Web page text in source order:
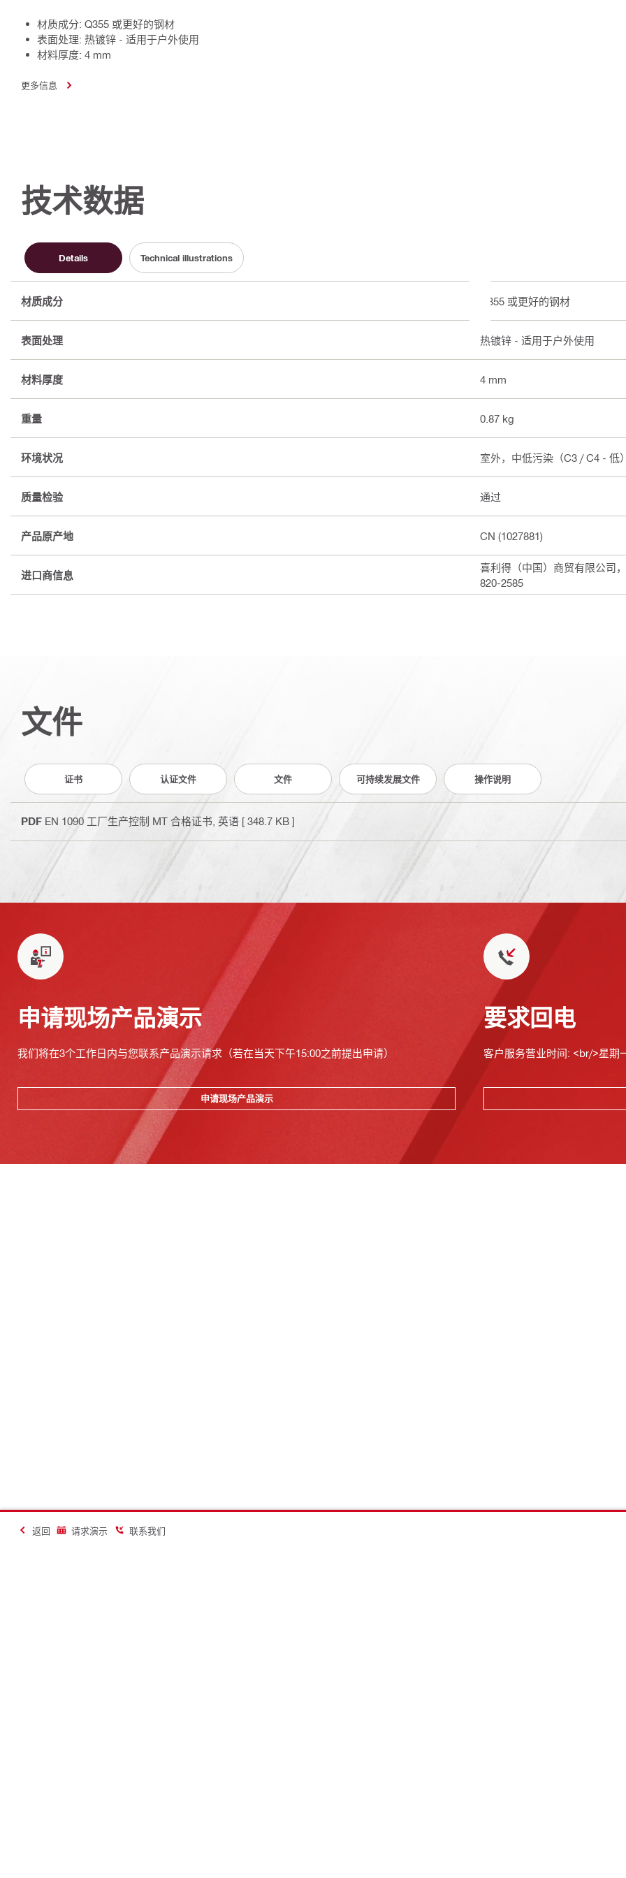
材质成分: Q355 或更好的钢材
表面处理: 热镀锌 - 适用于户外使用
材料厚度: 4 mm
更多信息
技术数据
Details Technical illustrations
材质成分 Q355 或更好的钢材
表面处理 热镀锌 - 适用于户外使用
材料厚度 4 mm
重量 0.87 kg
环境状况 室外，中低污染（C3 / C4 - 低
质量检验 通过
产品原产地 CN (1027881)
进口商信息
喜利得（中国）商贸有限公司
820-2585
文件
证书 认证文件 文件 可持续发展文件 操作说明
PDF EN 1090 工厂生产控制 MT 合格证书 , 英语 [ 348.7 KB ]
申请现场产品演示
我们将在3个工作日内与您联系产品演示请求（若在当天下午15:00之前提出申请）
申请现场产品演示
要求回电
客户服务营业时间: <br/>星期
返回 请求演示 联系我们